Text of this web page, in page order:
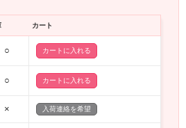
カート
○
○
× 入荷連絡を希望